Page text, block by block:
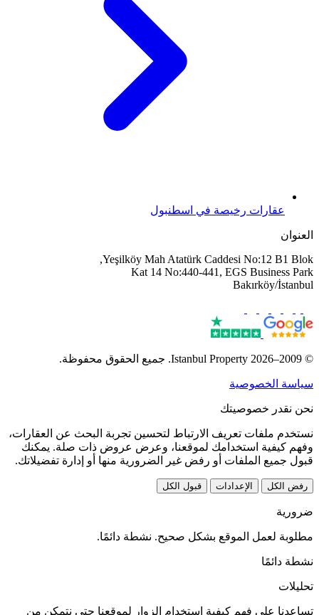
عقارات رخيصة في اسطنبول
العنوان
Yeşilköy Mah Atatürk Caddesi No:12 B1 Blok,
Kat 14 No:440-441, EGS Business Park
Bakırköy/İstanbul
© 2009–2026 Istanbul Property. جميع الحقوق محفوظة.
سياسة الخصوصية
نحن نقدر خصوصيتك
نستخدم ملفات تعريف الارتباط لتحسين تجربة البحث عن العقارات،
وفهم كيفية استخدامك لموقعنا، وعرض عروض ذات صلة. يمكنك
قبول جميع الملفات أو رفض غير الضرورية منها أو إدارة تفضيلاتك.
رفض الكل الإعدادات قبول الكل
ضرورية
مطلوبة لعمل الموقع بشكل صحيح. نشطة دائمًا.
نشطة دائمًا
تحليلات
تساعدنا على فهم كيفية استخدام الزوار لموقعنا حتى نتمكن من